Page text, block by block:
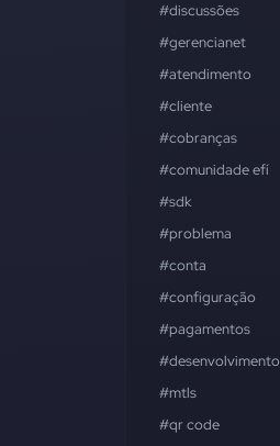
#discussões
#gerencianet
#atendimento
#cliente
#cobranças
#comunidade efí
#sdk
#problema
#conta
#configuração
#pagamentos
#desenvolvimento
#mtls
#qr code